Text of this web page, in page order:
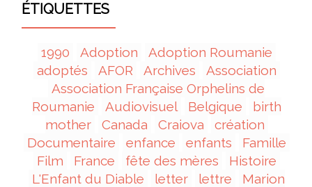
ÉTIQUETTES
1990 Adoption
Adoption Roumanie
adoptés
AFOR Archives
Association
Association Française Orphelins de
Roumanie
Audiovisuel Belgique
birth
mother
Canada Craiova
création
Documentaire
enfance enfants
Famille
Film
France fête des mères
Histoire
L'Enfant du Diable
letter lettre
Marion